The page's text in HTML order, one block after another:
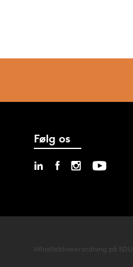
Følg os
Whistleblowerordning på SDU